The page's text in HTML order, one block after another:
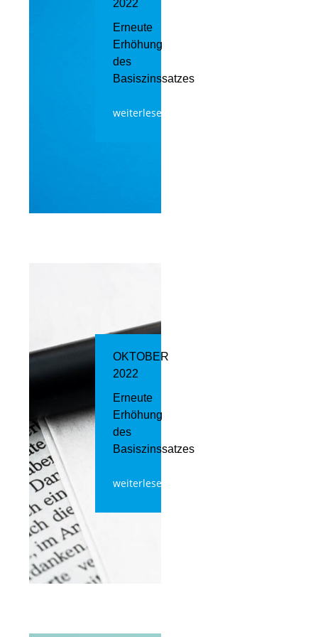
2022
Erneute
Erhöhung
des
Basiszinssatzes
weiterlesen
OKTOBER
2022
Erneute
Erhöhung
des
Basiszinssatzes
weiterlesen